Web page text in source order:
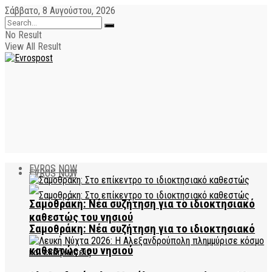
Σάββατο, 8 Αυγούστου, 2026
No Result
View All Result
EVROS NOW
Σαμοθράκη: Νέα συζήτηση για το ιδιοκτησιακό
καθεστώς του νησιού
EVROS NOW
Σαμοθράκη: Νέα συζήτηση για το ιδιοκτησιακό
καθεστώς του νησιού